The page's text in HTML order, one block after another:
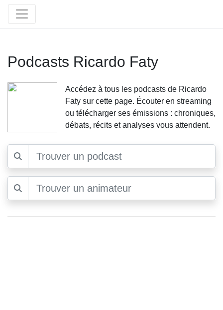
Podcasts Ricardo Faty
Accédez à tous les podcasts de Ricardo
Faty sur cette page. Écouter en streaming
ou télécharger ses émissions : chroniques,
débats, récits et analyses vous attendent.